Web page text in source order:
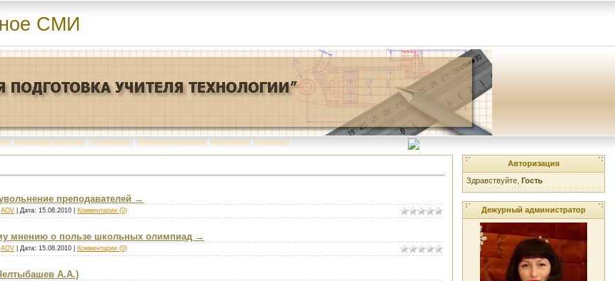
СМИ
| Команда портала | О портале | Реклама портала | Контакты | Помощь |
преподавателей →
AOV | Дата: 15.08.2010 Комментарии (0)
мнению о пользе школьных олимпиад →
AOV | Дата: 15.08.2010 Комментарии (0)
А.А.)
Авторизация
Здравствуйте, Гость
Дежурный администратор